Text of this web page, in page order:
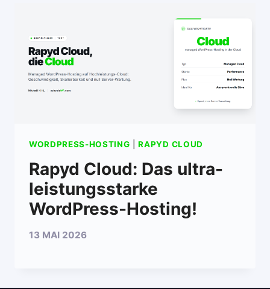
WORDPRESS-HOSTING |RAPYD CLOUD
Rapyd Cloud: Das ultra-
leistungsstarke
WordPress-Hosting!
13 MAI 2026